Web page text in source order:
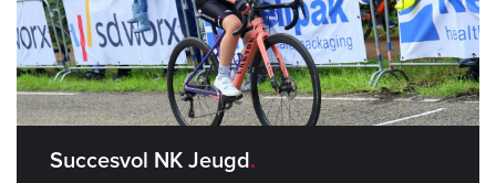
Succesvol NK Jeugd